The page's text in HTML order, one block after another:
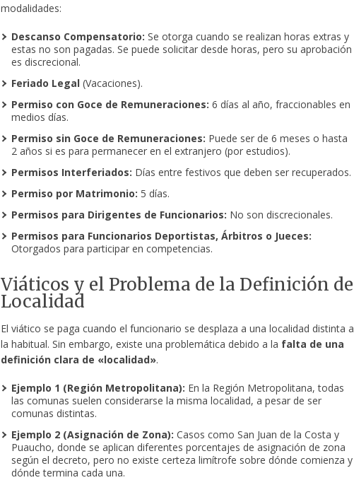
modalidades:
Descanso Compensatorio: Se otorga cuando se realizan horas extras y
estas no son pagadas. Se puede solicitar desde horas, pero su aprobación
es discrecional.
Feriado Legal(Vacaciones).
Permiso con Goce de Remuneraciones: 6 días al año, fraccionables en
medios días.
Permiso sin Goce de Remuneraciones: Puede ser de 6 meses o hasta
2 años si es para permanecer en el extranjero (por estudios).
Permisos Interferiados: Días entre festivos que deben ser recuperados.
Permiso por Matrimonio: 5 días.
Permisos para Dirigentes de Funcionarios: No son discrecionales.
Permisos para Funcionarios Deportistas, Árbitros o Jueces:
Otorgados para participar en competencias.
Viáticos y el Problema de la Definición de
Localidad
El viático se paga cuando el funcionario se desplaza a una localidad distinta a
la habitual. Sin embargo, existe una problemática debido a la falta de una
definición clara de «localidad».
Ejemplo 1 (Región Metropolitana): En la Región Metropolitana, todas
las comunas suelen considerarse la misma localidad, a pesar de ser
comunas distintas.
Ejemplo 2 (Asignación de Zona): Casos como San Juan de la Costa y
Puaucho, donde se aplican diferentes porcentajes de asignación de zona
según el decreto, pero no existe certeza limítrofe sobre dónde comienza y
dónde termina cada una.